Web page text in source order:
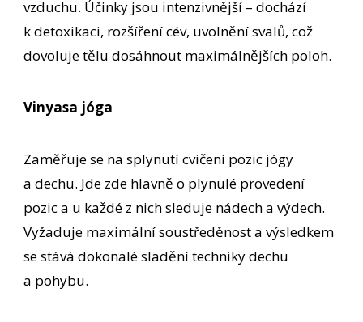
vzduchu. Účinky jsou intenzivnější – dochází
k detoxikaci, rozšíření cév, uvolnění svalů, což
dovoluje tělu dosáhnout maximálnějších poloh.
Vinyasa jóga
Zaměřuje se na splynutí cvičení pozic jógy
a dechu. Jde zde hlavně o plynulé provedení
pozic a u každé z nich sleduje nádech a výdech.
Vyžaduje maximální soustředěnost a výsledkem
se stává dokonalé sladění techniky dechu
a pohybu.